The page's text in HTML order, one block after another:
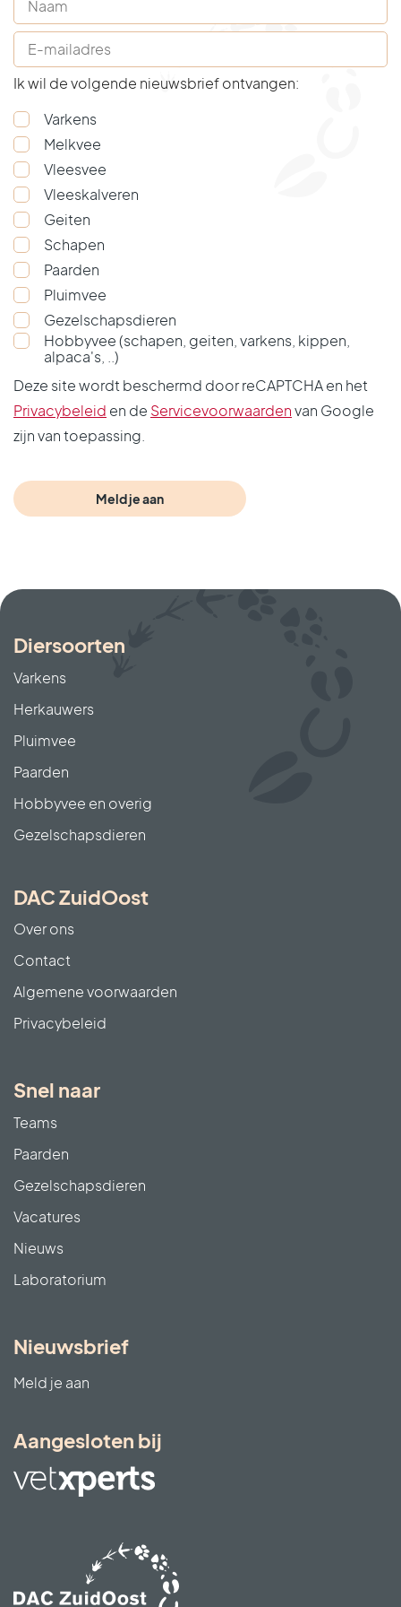
Cursusaanbod varken
Vacatures varken
Links varken
Schapen
Team herkauwers
Nieuws herkauwers
Nieuwsbrieven herkauwers
Apotheek herkauwers
Vacatures herkauwers
Cursusaanbod herkauwers
Links herkauwers
Nieuws paarden
Nieuwsbrieven paarden
Cursusaanbod paard
Vacatures paarden
Links paarden
Nieuws pluimvee
Nieuwsbrieven pluimvee
Links pluimvee
Tele immobilisatie – verdoven op afstand
E-mailadres
Ik wil de volgende nieuwsbrief ontvangen:
Varkens
Melkvee
Vleesvee
Vleeskalveren
Geiten
Schapen
Paarden
Pluimvee
Gezelschapsdieren
Hobbyvee (schapen, geiten, varkens, kippen,
alpaca's, ..)
Deze site wordt beschermd door reCAPTCHA en het
Privacybeleid en de Servicevoorwaardenvan Google
zijn van toepassing.
Diersoorten
Varkens
Herkauwers
Pluimvee
Paarden
Hobbyvee en overig
Gezelschapsdieren
DAC ZuidOost
Over ons
Contact
Algemene voorwaarden
Privacybeleid
Snel naar
Teams
Paarden
Gezelschapsdieren
Vacatures
Nieuws
Laboratorium
Nieuwsbrief
Meld je aan
Aangesloten bij